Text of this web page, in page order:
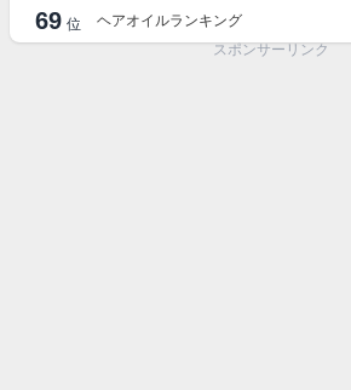
69 位
ヘアオイルランキング
スポンサーリンク